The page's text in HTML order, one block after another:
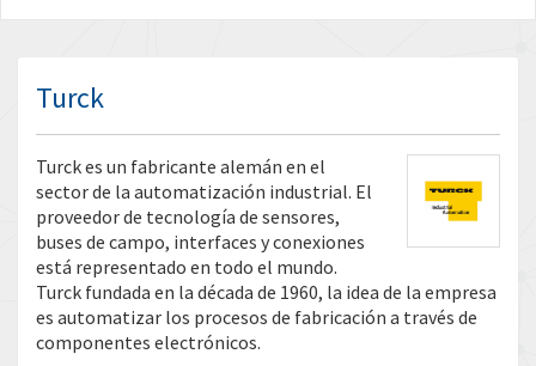
Turck
Turck es un fabricante alemán en el
sector de la automatización industrial. El
proveedor de tecnología de sensores,
buses de campo, interfaces y conexiones
está representado en todo el mundo.
Turck fundada en la década de 1960, la idea de la empresa
es automatizar los procesos de fabricación a través de
componentes electrónicos.